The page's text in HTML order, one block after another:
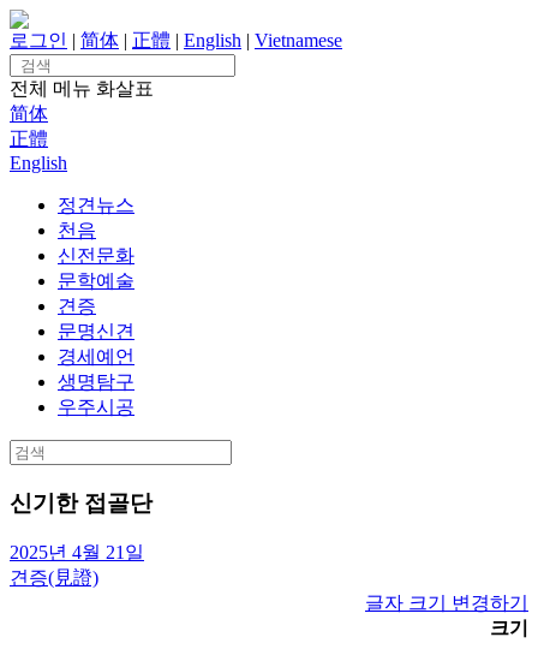
Skip
to
content
로그인 | 简体 | 正體 | English | Vietnamese
Search
for:
전체 메뉴 화살표
简体
正體
English
정견뉴스
천음
신전문화
문학예술
견증
문명신견
경세예언
생명탐구
우주시공
Search
for:
신기한 접골단
2025년 4월 21일
견증(見證)
글자 크기 변경하기
크기